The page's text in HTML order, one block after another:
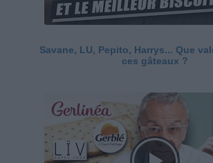
Savane, LU, Pepito, Harrys... Que
ces gâteaux ?